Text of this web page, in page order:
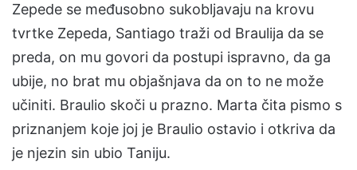
Zepede se međusobno sukobljavaju na krovu
tvrtke Zepeda, Santiago traži od Braulija da se
preda, on mu govori da postupi ispravno, da ga
ubije, no brat mu objašnjava da on to ne može
učiniti. Braulio skoči u prazno. Marta čita pismo s
priznanjem koje joj je Braulio ostavio i otkriva da
je njezin sin ubio Taniju.